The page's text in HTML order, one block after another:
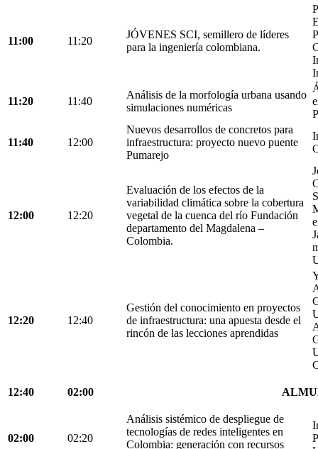
11:00 11:20
JÓVENES SCI, semillero de líderes
para la ingeniería colombiana.
11:20 11:40
Análisis de la morfología urbana usando
simulaciones numéricas
11:40 12:00
Nuevos desarrollos de concretos para
infraestructura: proyecto nuevo puente
Pumarejo
12:00 12:20
Evaluación de los efectos de la
variabilidad climática sobre la cobertura
vegetal de la cuenca del río Fundación
departamento del Magdalena –
Colombia.
12:20 12:40
Gestión del conocimiento en proyectos
de infraestructura: una apuesta desde el
rincón de las lecciones aprendidas
12:40 02:00
02:00 02:20
Análisis sistémico de despliegue de
tecnologías de redes inteligentes en
Colombia: generación con recursos